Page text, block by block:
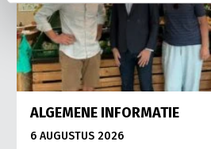
ALGEMENE INFORMATIE
6 AUGUSTUS 2026